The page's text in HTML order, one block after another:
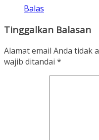
Balas
Tinggalkan Balasan
Alamat email Anda tidak
wajib ditandai *